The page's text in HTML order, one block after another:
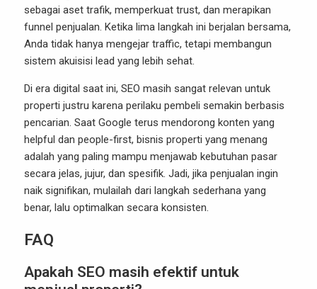
sebagai aset trafik, memperkuat trust, dan merapikan
funnel penjualan. Ketika lima langkah ini berjalan bersama,
Anda tidak hanya mengejar traffic, tetapi membangun
sistem akuisisi lead yang lebih sehat.
Di era digital saat ini, SEO masih sangat relevan untuk
properti justru karena perilaku pembeli semakin berbasis
pencarian. Saat Google terus mendorong konten yang
helpful dan people-first, bisnis properti yang menang
adalah yang paling mampu menjawab kebutuhan pasar
secara jelas, jujur, dan spesifik. Jadi, jika penjualan ingin
naik signifikan, mulailah dari langkah sederhana yang
benar, lalu optimalkan secara konsisten.
FAQ
Apakah SEO masih efektif untuk